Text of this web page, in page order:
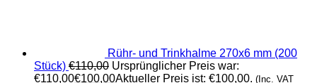
Rühr- und Trinkhalme 270x6 mm (200
Stück) €110,00 Ursprünglicher Preis war:
€110,00€100,00Aktueller Preis ist: €100,00. (Inc. VAT